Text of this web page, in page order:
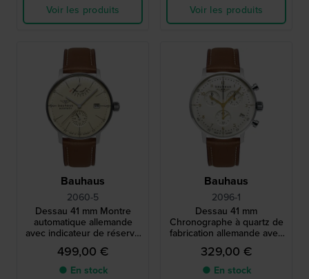
Voir les produits Voir les produits
Bauhaus
2060-5
Dessau 41 mm Montre
automatique allemande
avec indicateur de réserve
de marche et cadran 24h
499,00 €
● En stock
Bauhaus
2096-1
Dessau 41 mm
Chronographe à quartz de
fabrication allemande avec
mouvement suisse
329,00 €
● En stock